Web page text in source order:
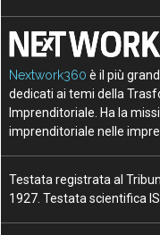
Nextwork360 è il più
dedicati ai temi della
Imprenditoriale. Ha la
imprenditoriale nelle
Testata registrata al
1927. Testata scientifica